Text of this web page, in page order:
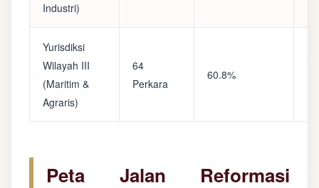
Industri)
Yurisdiksi
Wilayah III
(Maritim &
Agraris)
64
Perkara
60.8%
Peta Jalan Reformasi